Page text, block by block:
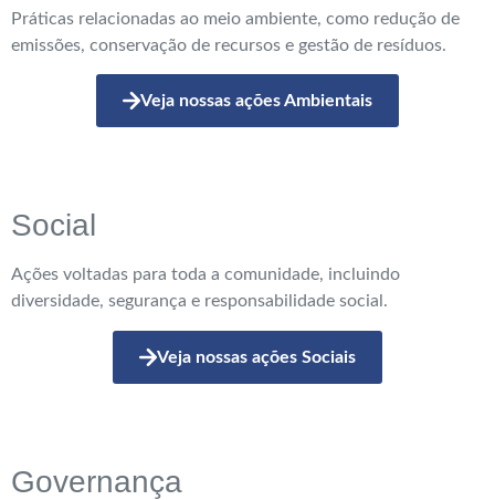
Práticas relacionadas ao meio ambiente, como redução de
emissões, conservação de recursos e gestão de resíduos.
Veja nossas ações Ambientais
Social
Ações voltadas para toda a comunidade, incluindo
diversidade, segurança e responsabilidade social.
Veja nossas ações Sociais
Governança